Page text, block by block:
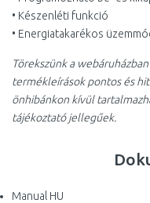
• Készenléti funkció
• Energiatakarékos
Törekszünk a
termékleírások pontos és
önhibánkon kívül
tájékoztató jellegűek.
Manual HU